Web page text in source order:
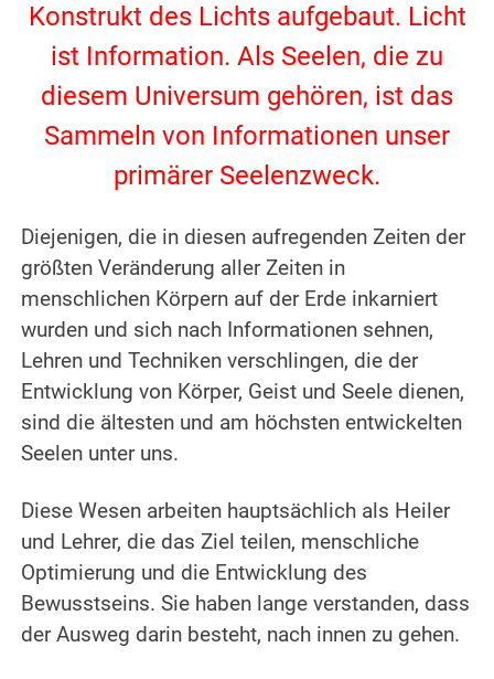
Konstrukt des Lichts aufgebaut. Licht
ist Information. Als Seelen, die zu
diesem Universum gehören, ist das
Sammeln von Informationen unser
primärer Seelenzweck.
Diejenigen, die in diesen aufregenden Zeiten der
größten Veränderung aller Zeiten in
menschlichen Körpern auf der Erde inkarniert
wurden und sich nach Informationen sehnen,
Lehren und Techniken verschlingen, die der
Entwicklung von Körper, Geist und Seele dienen,
sind die ältesten und am höchsten entwickelten
Seelen unter uns.
Diese Wesen arbeiten hauptsächlich als Heiler
und Lehrer, die das Ziel teilen, menschliche
Optimierung und die Entwicklung des
Bewusstseins. Sie haben lange verstanden, dass
der Ausweg darin besteht, nach innen zu gehen.